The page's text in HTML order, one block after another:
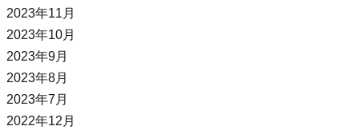
2023年11月
2023年10月
2023年9月
2023年8月
2023年7月
2022年12月